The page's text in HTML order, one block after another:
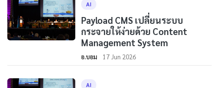
AI
Payload CMS เปลี่ยนระบบ
กระจายให้ง่ายด้วย Content
Management System
อ.บอม 17 Jun 2026
AI